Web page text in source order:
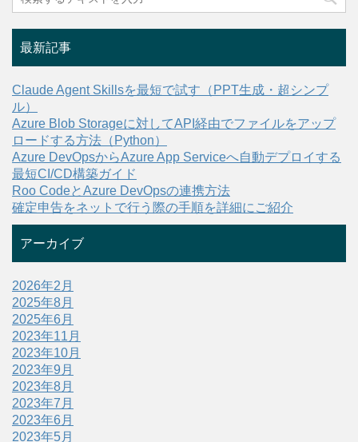
最新記事
Claude Agent Skillsを最短で試す（PPT生成・超シンプ
ル）
Azure Blob Storageに対してAPI経由でファイルをアップ
ロードする方法（Python）
Azure DevOpsからAzure App Serviceへ自動デプロイする
最短CI/CD構築ガイド
Roo CodeとAzure DevOpsの連携方法
確定申告をネットで行う際の手順を詳細にご紹介
アーカイブ
2026年2月
2025年8月
2025年6月
2023年11月
2023年10月
2023年9月
2023年8月
2023年7月
2023年6月
2023年5月